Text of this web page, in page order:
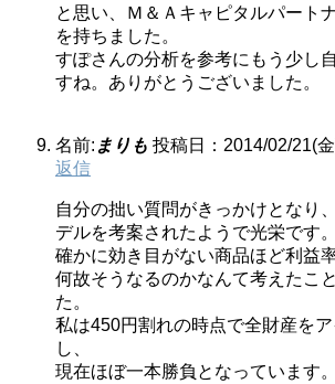
と思い、Ｍ＆Ａキャピタルパート
を持ちました。
すぽさんの分析を参考にもう少し
すね。ありがとうございました。
名前: まりも 投稿日：2014/02/21(
返信
自分の拙い質問がきっかけとなり
デルを考案されたようで光栄です。
確かに効き目がない商品ほど利益
何故そうなるのかなんて考えたこ
た。
私は450円割れの時点で全財産を
し、
現在ほぼ一本勝負となっています。